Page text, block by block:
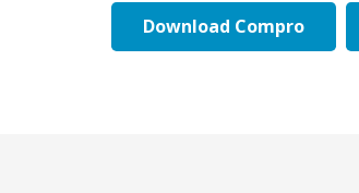
Download Compro